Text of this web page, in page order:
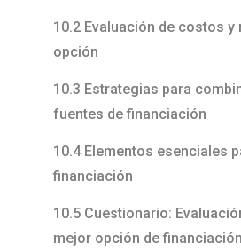
10.2 Evaluación de costos y
opción
10.3 Estrategias para
fuentes de financiación
10.4 Elementos esenciales
financiación
10.5 Cuestionario:
mejor opción de financiación